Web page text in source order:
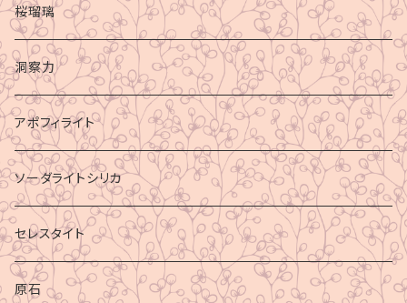
桜瑠璃
洞察力
アポフィライト
ソーダライトシリカ
セレスタイト
原石